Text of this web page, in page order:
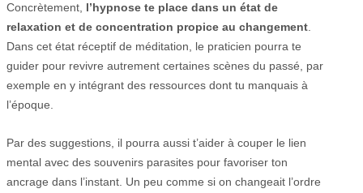
Concrètement, l’hypnose te place dans un état de
relaxation et de concentration propice au changement
Dans cet état réceptif de méditation, le praticien pourra te
guider pour revivre autrement certaines scènes du passé, par
exemple en y intégrant des ressources dont tu manquais à
l’époque.
Par des suggestions, il pourra aussi t’aider à couper le lien
mental avec des souvenirs parasites pour favoriser ton
ancrage dans l’instant. Un peu comme si on changeait l’ordre